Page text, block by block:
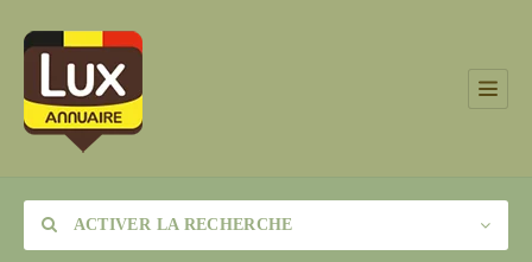
ACTIVER LA RECHERCHE